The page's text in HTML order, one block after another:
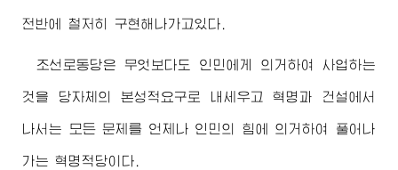
전반에 철저히 구현해나가고있다.
조선로동당은 무엇보다도 인민에게 의거하여 사업하는
것을 당자체의 본성적요구로 내세우고 혁명과 건설에서
나서는 모든 문제를 언제나 인민의 힘에 의거하여 풀어나
가는 혁명적당이다.